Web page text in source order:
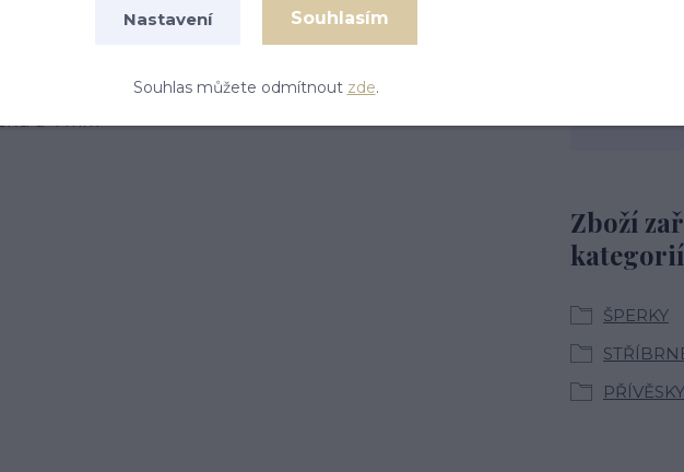
a 4 mm
Zboží
ŠPERKY
Nevíte
+420
PO, PÁ: 7 -
Nastavení Souhlasím
Souhlas můžete odmítnout zde.